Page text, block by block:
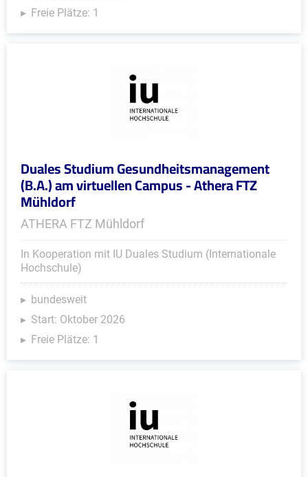
Freie Plätze: 1
Duales Studium Gesundheitsmanagement
(B.A.) am virtuellen Campus - Athera FTZ
Mühldorf
ATHERA FTZ Mühldorf
In Kooperation mit IU Duales Studium (Internationale
Hochschule)
bundesweit
Start: Oktober 2026
Freie Plätze: 1